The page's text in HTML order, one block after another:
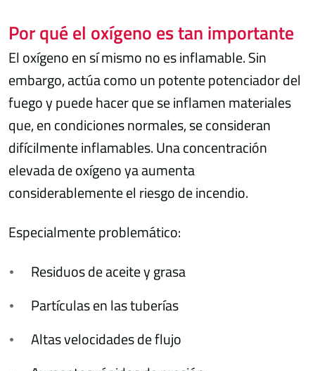
Por qué el oxígeno es tan importante
El oxígeno en sí mismo no es inflamable. Sin
embargo, actúa como un potente potenciador del
fuego y puede hacer que se inflamen materiales
que, en condiciones normales, se consideran
difícilmente inflamables. Una concentración
elevada de oxígeno ya aumenta
considerablemente el riesgo de incendio.
Especialmente problemático:
Residuos de aceite y grasa
Partículas en las tuberías
Altas velocidades de flujo